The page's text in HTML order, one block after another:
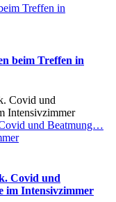
Treffen in
beim Treffen in
und Beatmung…
Covid und
im Intensivzimmer